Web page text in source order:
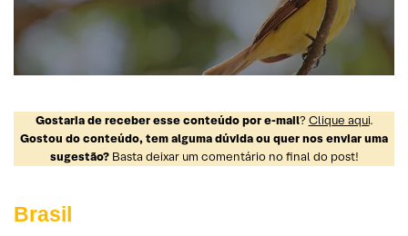
Gostaria de receber esse conteúdo por e-mail? Clique aqui.
Gostou do conteúdo, tem alguma dúvida ou quer nos enviar uma
sugestão?Basta deixar um comentário no final do post!
Brasil